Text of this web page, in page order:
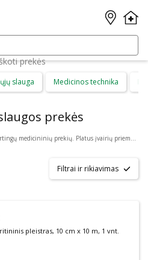
prekės
slauga Medicinos technika
prekės
Internetinėje vaistinėje galite įsigyti skirtingų medicininių prekių. Platus įvairių priemonių ir technikos pasirinkimas leis visiems pirkėjams lengviau rasti tai, ko jie ieško. Šioje prekių kategorijoje yra daugybė skirtingų medicinos priemonių ir priedų, pradedant specialiais kremais ir pleistrais, baigiant kapsulėmis ar drėkinančiais akių lašais. Jeigu jums sunku apsispręsti, kurie produktai būtų geriausias ar tinkamiausias pasirinkimas, mūsų konsultantai gali jums patarti nuotoliniu būdu: internetu aktyviame pokalbio lange, el. paštu ar telefonu.
Filtrai ir rikiavimas
ritininis pleistras, 10 cm x 10 m, 1 vnt.